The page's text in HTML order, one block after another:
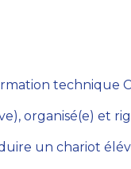
technique
organisé(e) et
un chariot